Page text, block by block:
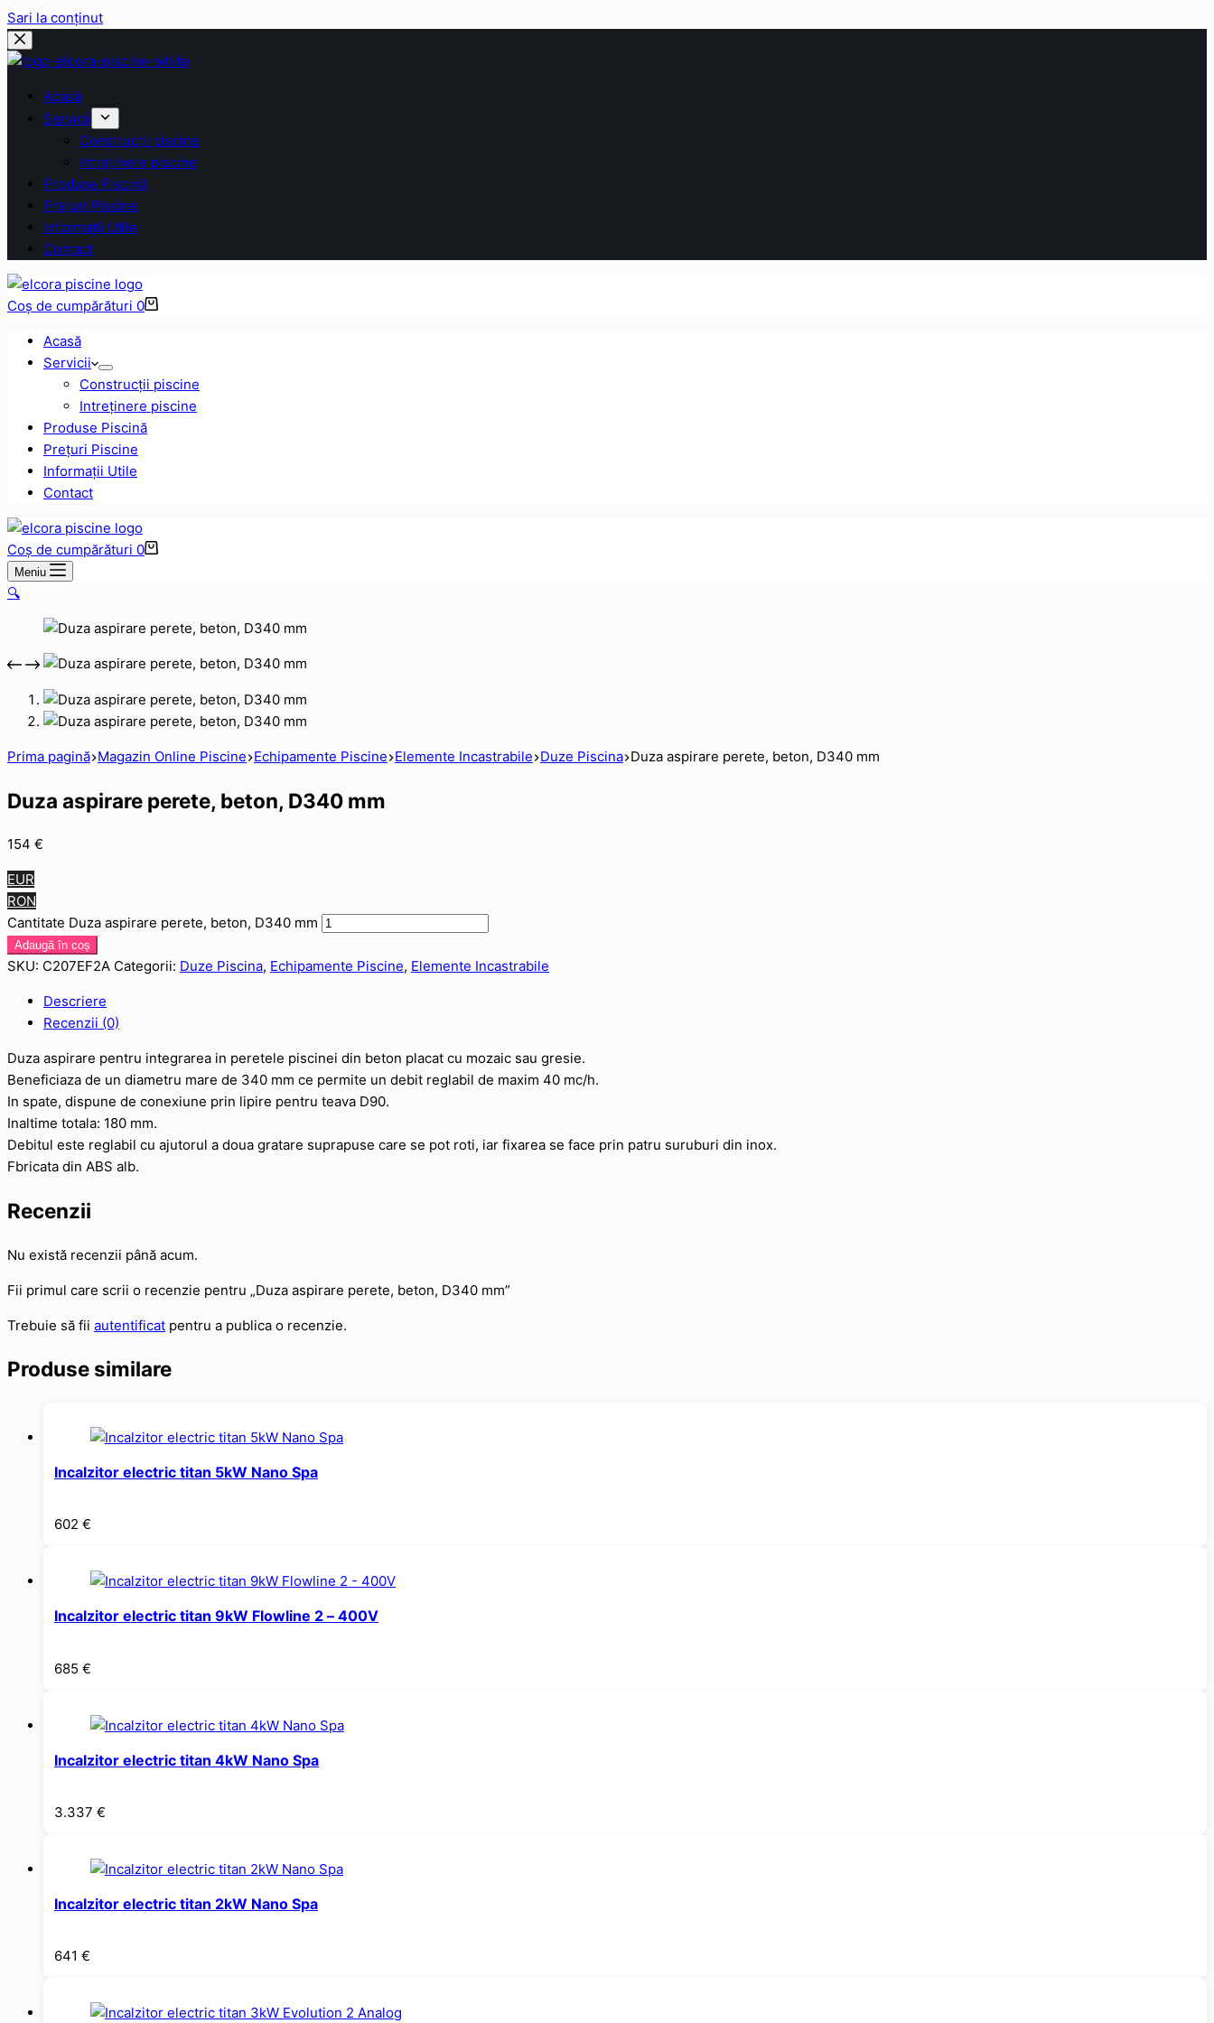
Sari la conținut
Acasă
Servicii
Construcții piscine
Intreținere piscine
Produse Piscină
Prețuri Piscine
Informații Utile
Contact
Coș de cumpărături 0
Acasă
Servicii
Construcții piscine
Intreținere piscine
Produse Piscină
Prețuri Piscine
Informații Utile
Contact
Coș de cumpărături 0
Meniu
🔍
Prima pagină Magazin Online Piscine Echipamente Piscine Elemente Incastrabile Duze Piscina Duza aspirare perete, beton, D340 mm
Duza aspirare perete, beton, D340 mm
154 €
EUR
RON
Cantitate Duza aspirare perete, beton, D340 mm
Adaugă în coș
SKU: C207EF2A Categorii: Duze Piscina, Echipamente Piscine, Elemente Incastrabile
Descriere
Recenzii (0)
Duza aspirare pentru integrarea in peretele piscinei din beton placat cu mozaic sau gresie.
Beneficiaza de un diametru mare de 340 mm ce permite un debit reglabil de maxim 40 mc/h.
In spate, dispune de conexiune prin lipire pentru teava D90.
Inaltime totala: 180 mm.
Debitul este reglabil cu ajutorul a doua gratare suprapuse care se pot roti, iar fixarea se face prin patru suruburi din inox.
Fbricata din ABS alb.
Recenzii
Nu există recenzii până acum.
Fii primul care scrii o recenzie pentru „Duza aspirare perete, beton, D340 mm”
Trebuie să fii autentificat pentru a publica o recenzie.
Produse similare
Incalzitor electric titan 5kW Nano Spa
602 €
Incalzitor electric titan 9kW Flowline 2 – 400V
685 €
Incalzitor electric titan 4kW Nano Spa
3.337 €
Incalzitor electric titan 2kW Nano Spa
641 €